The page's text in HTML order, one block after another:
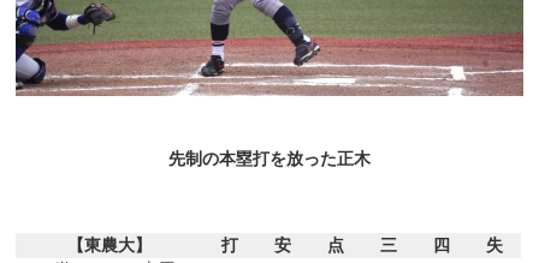
先制の本塁打を放った正木
【東農大】 打 安 点 三 四
失